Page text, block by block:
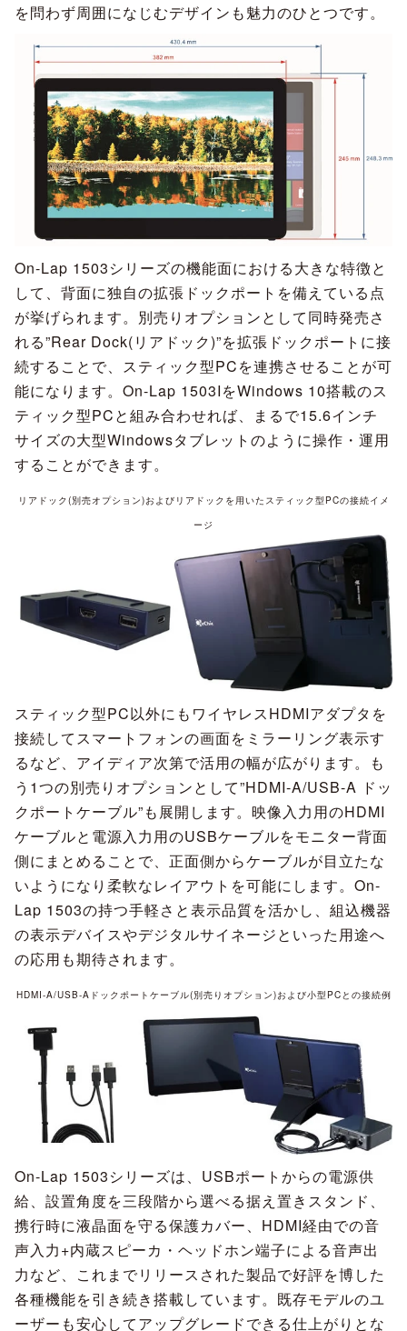
を問わず周囲になじむデザインも魅力のひとつです。
On-Lap 1503シリーズの機能面における大きな特徴と
して、背面に独自の拡張ドックポートを備えている点
が挙げられます。別売りオプションとして同時発売さ
れる”Rear Dock(リアドック)”を拡張ドックポートに接
続することで、スティック型PCを連携させることが可
能になります。On-Lap 1503IをWindows 10搭載のス
ティック型PCと組み合わせれば、まるで15.6インチ
サイズの大型Windowsタブレットのように操作・運用
することができます。
リアドック(別売オプション)およびリアドックを用いたスティック型PCの接続イメ
ージ
スティック型PC以外にもワイヤレスHDMIアダプタを
接続してスマートフォンの画面をミラーリング表示す
るなど、アイディア次第で活用の幅が広がります。も
う1つの別売りオプションとして”HDMI-A/USB-A ドッ
クポートケーブル”も展開します。映像入力用のHDMI
ケーブルと電源入力用のUSBケーブルをモニター背面
側にまとめることで、正面側からケーブルが目立たな
いようになり柔軟なレイアウトを可能にします。On-
Lap 1503の持つ手軽さと表示品質を活かし、組込機器
の表示デバイスやデジタルサイネージといった用途へ
の応用も期待されます。
HDMI-A/USB-Aドックポートケーブル(別売りオプション)および小型PCとの接続例
On-Lap 1503シリーズは、USBポートからの電源供
給、設置角度を三段階から選べる据え置きスタンド、
携行時に液晶面を守る保護カバー、HDMI経由での音
声入力+内蔵スピーカ・ヘッドホン端子による音声出
力など、これまでリリースされた製品で好評を博した
各種機能を引き続き搭載しています。既存モデルのユ
ーザーも安心してアップグレードできる仕上がりとな